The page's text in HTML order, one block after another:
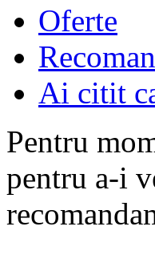
altele.
Din
o artă
această
Oferte
Ai citit
Pentru
pentru a-i